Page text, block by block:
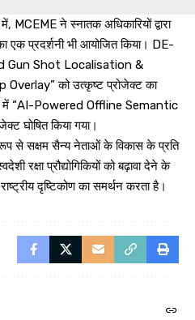
MCEME ने स्नातक अधिकारियों द्वारा
एक प्रदर्शनी भी आयोजित किया। DE-
Gun Shot Localisation &
को उत्कृष्ट प्रोजेक्ट का
में “AI-Powered Offline Semantic
घोषित किया गया।
से सक्षम सैन्य नेताओं के विकास के प्रति
रक्षा प्रौद्योगिकियों को बढ़ावा देने के
दृष्टिकोण का समर्थन करता है।